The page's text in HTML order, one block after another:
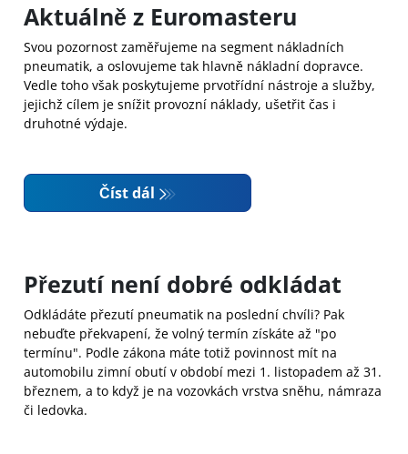
Aktuálně z Euromasteru
Svou pozornost zaměřujeme na segment nákladních
pneumatik, a oslovujeme tak hlavně nákladní dopravce.
Vedle toho však poskytujeme prvotřídní nástroje a služby,
jejichž cílem je snížit provozní náklady, ušetřit čas i
druhotné výdaje.
Číst dál
Přezutí není dobré odkládat
Odkládáte přezutí pneumatik na poslední chvíli? Pak
nebuďte překvapení, že volný termín získáte až "po
termínu". Podle zákona máte totiž povinnost mít na
automobilu zimní obutí v období mezi 1. listopadem až 31.
březnem, a to když je na vozovkách vrstva sněhu, námraza
či ledovka.